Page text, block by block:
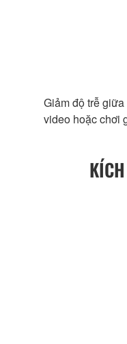
Giảm độ trễ
video hoặc chơi